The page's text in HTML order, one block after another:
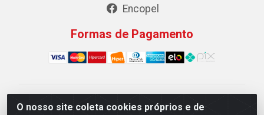
O nosso site coleta cookies próprios e de
Encopel
Formas de Pagamento
Multpel Comercio de Papeis e Embalagens LTDA - Rua